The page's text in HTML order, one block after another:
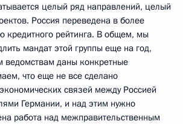
целый ряд направлений, целый
Россия переведена в более
кредитного рейтинга. В общем, мы
мандат этой группы еще на год,
ведомствам даны конкретные
что еще не все сделано
связей между Россией
Германии, и над этим нужно
работа над межправительственным